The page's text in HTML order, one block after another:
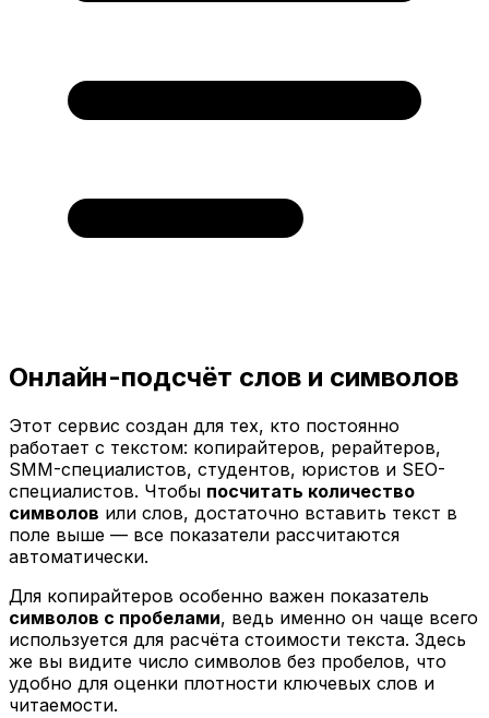
Онлайн-подсчёт слов и символов
Этот сервис создан для тех, кто постоянно
работает с текстом: копирайтеров, рерайтеров,
SMM-специалистов, студентов, юристов и SEO-
специалистов. Чтобы посчитать количество
символов или слов, достаточно вставить текст в
поле выше — все показатели рассчитаются
автоматически.
Для копирайтеров особенно важен показатель
символов с пробелами, ведь именно он чаще всего
используется для расчёта стоимости текста. Здесь
же вы видите число символов без пробелов, что
удобно для оценки плотности ключевых слов и
читаемости.